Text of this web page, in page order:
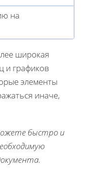
на
широкая
и графиков
элементы
иначе,
быстро и